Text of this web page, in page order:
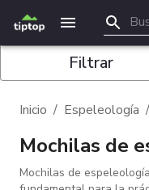
Inicio / Espeleología /
Mochilas de
Mochilas de
Filtrar